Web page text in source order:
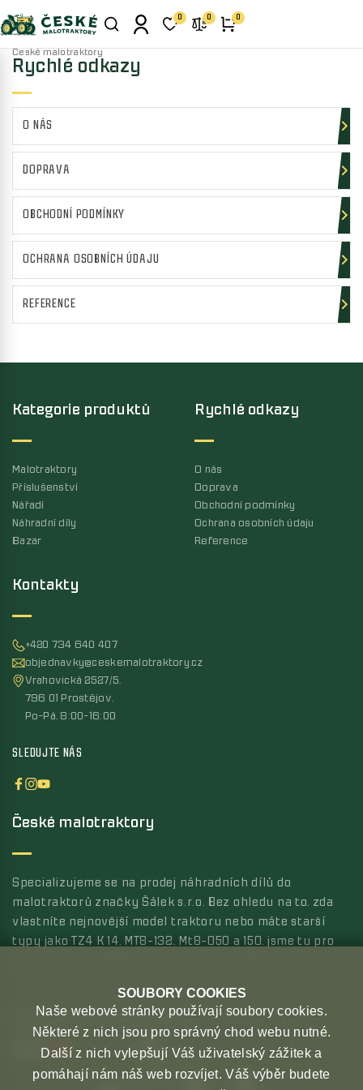
0 0 0
Rychlé odkazy
České malotraktory
O NÁS
DOPRAVA
OBCHODNÍ PODMÍNKY
OCHRANA OSOBNÍCH ÚDAJU
REFERENCE
Kontakty
+420 734 640 407
objednavky@ceskemalotraktory.cz
Vrahovická 2527/5,
796 01 Prostějov,
Po-Pá, 8:00-16:00
SLEDUJTE NÁS
Kategorie produktů
Malotraktory
Příslušenství
Nářadí
Náhradní díly
Bazar
Rychlé odkazy
O nás
Doprava
Obchodní podmínky
Ochrana osobních údaju
Reference
České malotraktory
Specializujeme se na prodej náhradních dílů do
malotraktorů značky Šálek s.r.o. Bez ohledu na to, zda
vlastníte nejnovější model traktoru nebo máte starší
typy jako TZ4 K 14, MT8-132, Mt8-050 a 150, jsme tu pro
MOŽNOSTI PLATBYMOŽNOSTI DOPRAVY
SOUBORY COOKIES
Naše webové stránky používají soubory cookies.
Některé z nich jsou pro správný chod webu nutné.
Další z nich vylepšují Váš uživatelský zážitek a
pomáhají nám náš web rozvíjet. Váš výběr budete